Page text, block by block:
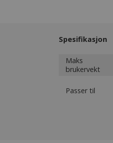
Spesifikasjon
Maks
brukervekt
Passer til